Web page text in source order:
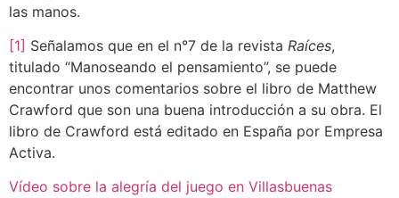
las manos.
[1] Señalamos que en el n°7 de la revista Raíces,
titulado “Manoseando el pensamiento”, se puede
encontrar unos comentarios sobre el libro de Matthew
Crawford que son una buena introducción a su obra. El
libro de Crawford está editado en España por Empresa
Activa.
Vídeo sobre la alegría del juego en Villasbuenas